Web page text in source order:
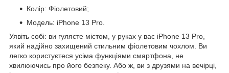
Колір: Фіолетовий;
Модель: iPhone 13 Pro.
Уявіть собі: ви гуляєте містом, у руках у вас iPhone 13 Pro,
який надійно захищений стильним фіолетовим чохлом. Ви
легко користуєтеся усіма функціями смартфона, не
хвилюючись про його безпеку. Або ж, ви з друзями на вечірці,